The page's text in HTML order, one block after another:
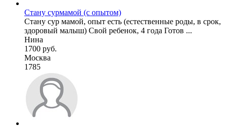
Стану сурмамой (с опытом)
Стану сур мамой, опыт есть (естественные роды, в срок,
здоровый малыш) Свой ребенок, 4 года Готов ...
Нина
1700 руб.
Москва
1785